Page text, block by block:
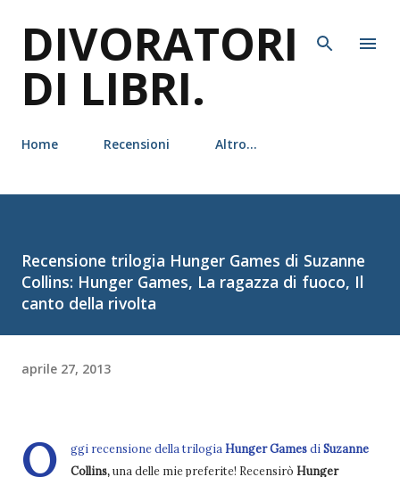
DIVORATORI
DI LIBRI.
Home Recensioni Altro…
Recensione trilogia Hunger Games di Suzanne
Collins: Hunger Games, La ragazza di fuoco, Il
canto della rivolta
aprile 27, 2013
O ggi recensione della trilogia Hunger Gamesdi Suzanne
Collins,una delle mie preferite! Recensirò Hunger